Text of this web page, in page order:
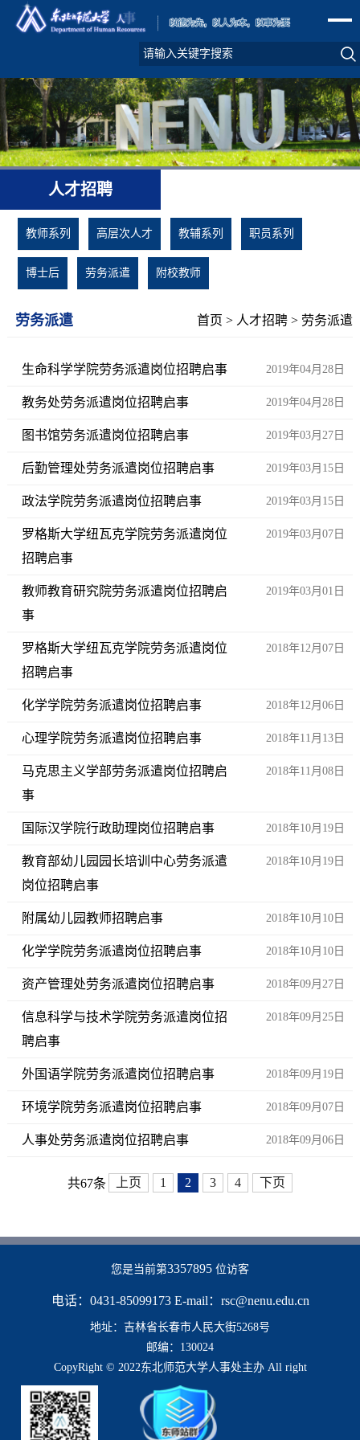
人才招聘
教师系列 高层次人才 教辅系列 职员系列
博士后 劳务派遣 附校教师
劳务派遣 首页 > 人才招聘 > 劳务派遣
2019年04月28日
生命科学学院劳务派遣岗位招聘启事
2019年04月28日
教务处劳务派遣岗位招聘启事
2019年03月27日
图书馆劳务派遣岗位招聘启事
2019年03月15日
后勤管理处劳务派遣岗位招聘启事
2019年03月15日
政法学院劳务派遣岗位招聘启事
2019年03月07日
罗格斯大学纽瓦克学院劳务派遣岗位
招聘启事
2019年03月01日
教师教育研究院劳务派遣岗位招聘启
事
2018年12月07日
罗格斯大学纽瓦克学院劳务派遣岗位
招聘启事
2018年12月06日
化学学院劳务派遣岗位招聘启事
2018年11月13日
心理学院劳务派遣岗位招聘启事
2018年11月08日
马克思主义学部劳务派遣岗位招聘启
事
2018年10月19日
国际汉学院行政助理岗位招聘启事
2018年10月19日
教育部幼儿园园长培训中心劳务派遣
岗位招聘启事
2018年10月10日
附属幼儿园教师招聘启事
2018年10月10日
化学学院劳务派遣岗位招聘启事
2018年09月27日
资产管理处劳务派遣岗位招聘启事
2018年09月25日
信息科学与技术学院劳务派遣岗位招
聘启事
2018年09月19日
外国语学院劳务派遣岗位招聘启事
2018年09月07日
环境学院劳务派遣岗位招聘启事
2018年09月06日
人事处劳务派遣岗位招聘启事
共67条 上页 1 2 3 4 下页
您是当前第3357895 位访客
电话：0431-85099173 E-mail：rsc@nenu.edu.cn
地址：吉林省长春市人民大街5268号
邮编：130024
CopyRight © 2022东北师范大学人事处主办 All right